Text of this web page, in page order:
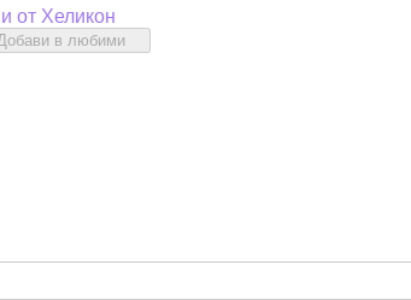
от Хеликон
в любими